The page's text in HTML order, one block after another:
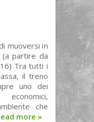
muoversi in
(a partire da
Tra tutti i
il treno
uno dei
che
more »